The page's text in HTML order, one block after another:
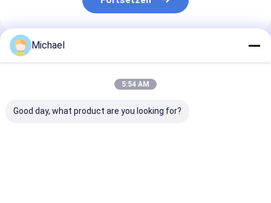
Empfohlene Produkte
Michael
5:54 AM
Good day, what product are you looking for?